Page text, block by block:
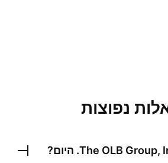
נפוצות
The OLB Group, היום?